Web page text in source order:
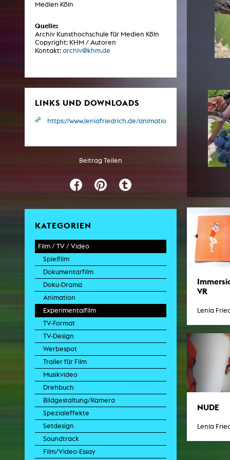
Medien Köln
Quelle:
Archiv Kunsthochschule für Medien Köln
Copyright: KHM / Autoren
Kontakt: archiv@khm.de
LINKS UND DOWNLOADS
https://www.leniafriedrich.de/animation/it-s-a-privilege/
Beitrag Teilen
KATEGORIEN
Film / TV / Video
Spielfilm
Dokumentarfilm
Doku-Drama
Animation
Experimentalfilm
TV-Format
TV-Design
Werbespot
Trailer für Film
Musikvideo
Drehbuch
Bildgestaltung/Kamera
Spezialeffekte
Setdesign
Soundtrack
Film/Video-Essay
VR
Lenia
NUDE
Lenia
ARCHIV
Veranstaltungen / Mitschnitte
Schreiben, was kommt
Photoszene an der KHM